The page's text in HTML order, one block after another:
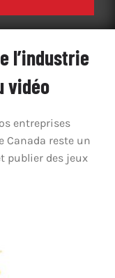
l’industrie
vidéo
entreprises
Canada reste un
publier des jeux